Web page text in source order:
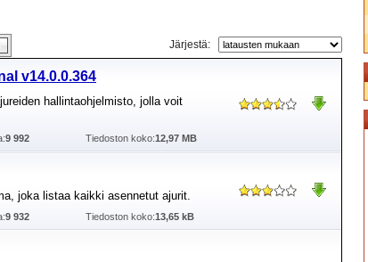
Järjestä:
v14.0.0.364
hallintaohjelmisto, jolla voit
9 992 Tiedoston koko:12,97 MB
joka listaa kaikki asennetut ajurit.
9 932 Tiedoston koko:13,65 kB